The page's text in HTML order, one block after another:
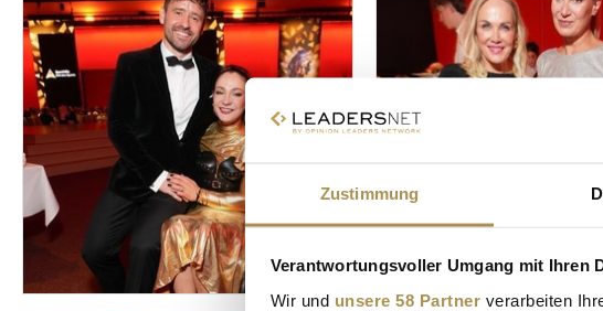
Zustimmung
Verantwortungsvoller Umgang mit Ihren
Wir und unsere 58 Partner verarbeiten